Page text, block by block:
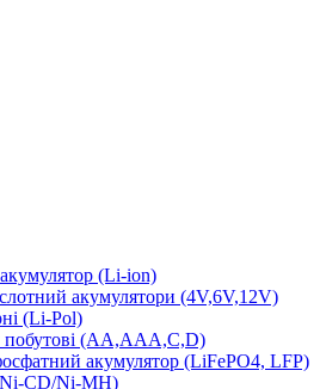
(Li-ion)
акумулятори (4V,6V,12V)
(Li-Pol)
побутові (AA,AAA,C,D)
акумулятор (LiFePO4, LFP)
CD/Ni-MH)